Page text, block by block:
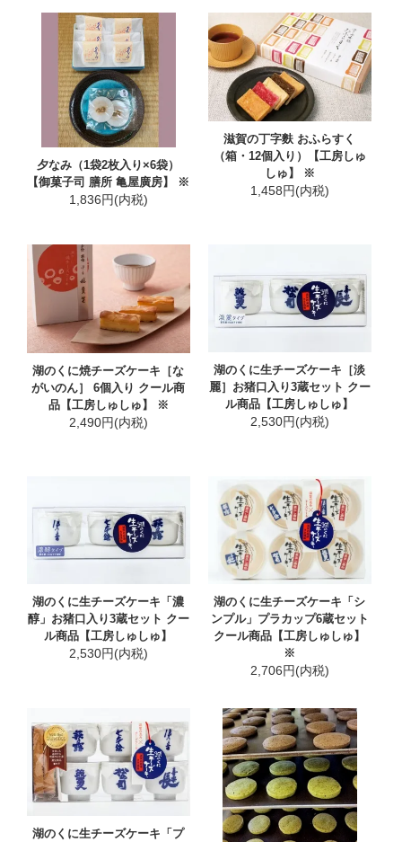
夕なみ（1袋2枚入り×6袋）
【御菓子司 膳所 亀屋廣房】 ※
1,836円(内税)
滋賀の丁字麩 おふらすく
（箱・12個入り）【工房しゅ
しゅ】 ※
1,458円(内税)
湖のくに焼チーズケーキ［な
がいのん］ 6個入り クール商
品【工房しゅしゅ】 ※
2,490円(内税)
湖のくに生チーズケーキ［淡
麗］お猪口入り3蔵セット クー
ル商品【工房しゅしゅ】
2,530円(内税)
湖のくに生チーズケーキ「濃
醇」お猪口入り3蔵セット クー
ル商品【工房しゅしゅ】
2,530円(内税)
湖のくに生チーズケーキ「シ
ンプル」プラカップ6蔵セット
クール商品【工房しゅしゅ】
※
2,706円(内税)
湖のくに生チーズケーキ「プ